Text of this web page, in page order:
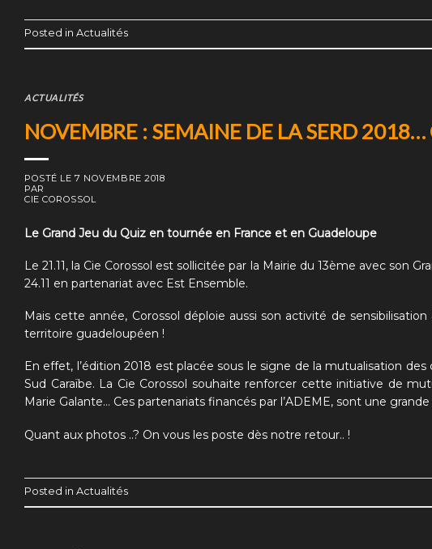
Posted in Actualités
ACTUALITÉS
NOVEMBRE : SEMAINE DE LA SERD 2018…
POSTÉ LE7 NOVEMBRE 2018
PAR
CIE COROSSOL
Le Grand Jeu du Quiz en tournée en France et en Guadeloupe
Le 21.11, la Cie Corossol est sollicitée par la Mairie du 13ème avec son
24.11 en partenariat avec Est Ensemble.
Mais cette année, Corossol déploie aussi son activité de
territoire guadeloupéen !
En effet, l’édition 2018 est placée sous le signe de la mutualisation
Sud Caraïbe. La Cie Corossol souhaite renforcer cette initiative de
Marie Galante… Ces partenariats financés par l’ADEME, sont une
Quant aux photos ..? On vous les poste dès notre retour.. !
Posted in Actualités